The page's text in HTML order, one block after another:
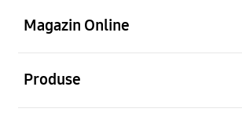
Magazin Online
Produse